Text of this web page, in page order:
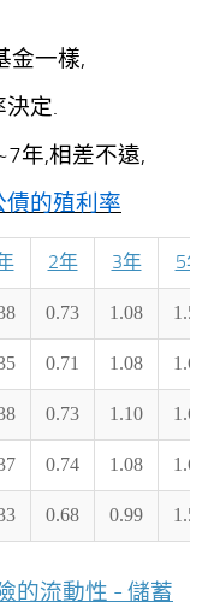
金一樣,
定.
年,相差不遠,
債的殖利率
2年 3年 5年
0.73 1.08
0.71 1.08
0.73 1.10
0.74 1.08
0.68 0.99